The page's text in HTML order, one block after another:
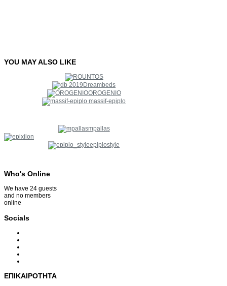
YOU MAYALSO LIKE
Dreambeds
OROGENIO
massif-epiplo
mpallas
epiplostyle
Who's Online
We have 24 guests
and no members
online
Socials
ΕΠΙΚΑΙΡΟΤΗΤΑ